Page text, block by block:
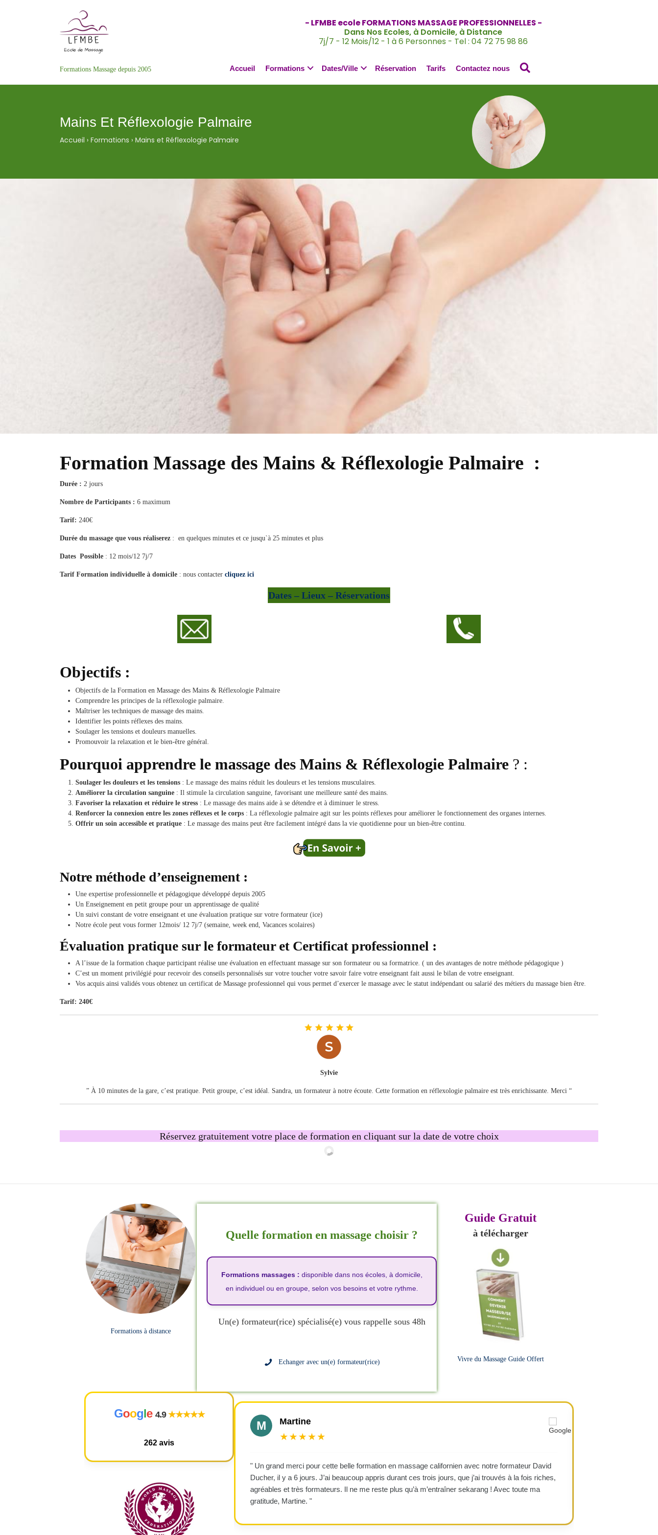
- LFMBE ecole FORMATIONS MASSAGE PROFESSIONNELLES -
Dans Nos Ecoles, à Domicile, à Distance
7j/7 - 12 Mois/12 - 1 à 6 Personnes - Tel : 04 72 75 98 86
Formations Massage depuis 2005 Accueil Formations Dates/Ville Réservation Tarifs Contactez nous
Mains Et Réflexologie Palmaire
Accueil › Formations › Mains et Réflexologie Palmaire
Formation Massage des Mains & Réflexologie Palmaire :
Durée : 2 jours
Nombre de Participants : 6 maximum
Tarif: 240€
Durée du massage que vous réaliserez : en quelques minutes et ce jusqu`à 25 minutes et plus
Dates Possible : 12 mois/12 7j/7
Tarif Formation individuelle à domicile : nous contacter cliquez ici
Dates – Lieux – Réservations
Objectifs :
Objectifs de la Formation en Massage des Mains & Réflexologie Palmaire
Comprendre les principes de la réflexologie palmaire.
Maîtriser les techniques de massage des mains.
Identifier les points réflexes des mains.
Soulager les tensions et douleurs manuelles.
Promouvoir la relaxation et le bien-être général.
Pourquoi apprendre le massage des Mains & Réflexologie Palmaire ? :
Soulager les douleurs et les tensions : Le massage des mains réduit les douleurs et les tensions musculaires.
Améliorer la circulation sanguine : Il stimule la circulation sanguine, favorisant une meilleure santé des mains.
Favoriser la relaxation et réduire le stress : Le massage des mains aide à se détendre et à diminuer le stress.
Renforcer la connexion entre les zones réflexes et le corps : La réflexologie palmaire agit sur les points réflexes pour améliorer le fonctionnement des organes internes.
Offrir un soin accessible et pratique : Le massage des mains peut être facilement intégré dans la vie quotidienne pour un bien-être continu.
Notre méthode d’enseignement :
Une expertise professionnelle et pédagogique développé depuis 2005
Un Enseignement en petit groupe pour un apprentissage de qualité
Un suivi constant de votre enseignant et une évaluation pratique sur votre formateur (ice)
Notre école peut vous former 12mois/ 12 7j/7 (semaine, week end, Vacances scolaires)
Évaluation pratique sur le formateur et Certificat professionnel :
A l’issue de la formation chaque participant réalise une évaluation en effectuant massage sur son formateur ou sa formatrice. ( un des avantages de notre méthode pédagogique )
C’est un moment privilégié pour recevoir des conseils personnalisés sur votre toucher votre savoir faire votre enseignant fait aussi le bilan de votre enseignant.
Vos acquis ainsi validés vous obtenez un certificat de Massage professionnel qui vous permet d’exercer le massage avec le statut indépendant ou salarié des métiers du massage bien être.
Tarif: 240€
Sylvie
” À 10 minutes de la gare, c’est pratique. Petit groupe, c’est idéal. Sandra, un formateur à notre écoute. Cette formation en réflexologie palmaire est très enrichissante. Merci “
Réservez gratuitement votre place de formation en cliquant sur la date de votre choix
Formations à distance
Quelle formation en massage choisir ?
Formations massages : disponible dans nos écoles, à domicile,
en individuel ou en groupe, selon vos besoins et votre rythme.
Un(e) formateur(rice) spécialisé(e) vous rappelle sous 48h
Echanger avec un(e) formateur(rice)
Guide Gratuit
à télécharger
Vivre du Massage Guide Offert
Google 4.9★★★★★
262 avis
ce qui m’a le plus marqué, c’est aussi sa profonde humanité. Une
M Martine
★★★★★
" Un grand merci pour cette belle formation en massage californien avec notre formateur David
Ducher, il y a 6 jours. J’ai beaucoup appris durant ces trois jours, que j’ai trouvés à la fois riches,
agréables et très formateurs. Il ne me reste plus qu’à m’entraîner sekarang ! Avec toute ma
gratitude, Martine. "